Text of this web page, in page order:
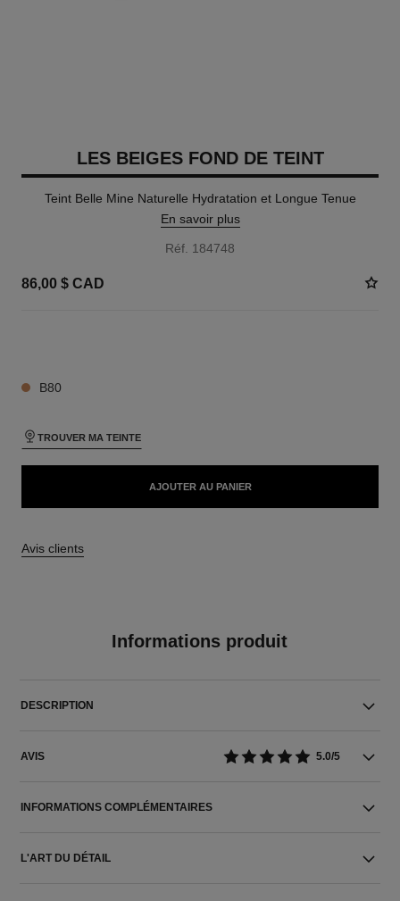
LES BEIGES FOND DE TEINT
Teint Belle Mine Naturelle Hydratation et Longue Tenue
En savoir plus
Réf. 184748
86,00 $ CAD
B80
TROUVER MA TEINTE
AJOUTER AU PANIER
Avis clients
Informations produit
DESCRIPTION
AVIS 5.0/5
INFORMATIONS COMPLÉMENTAIRES
L'ART DU DÉTAIL